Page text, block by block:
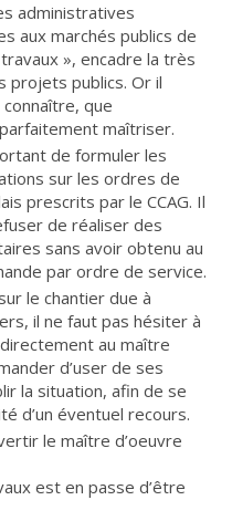
administratives
aux marchés publics de
», encadre la très
projets publics. Or il
que
maîtriser.
de formuler les
sur les ordres de
prescrits par le CCAG. Il
de réaliser des
sans avoir obtenu au
par ordre de service.
le chantier due à
il ne faut pas hésiter à
au maître
d’user de ses
la situation, afin de se
d’un éventuel recours.
le maître d’oeuvre
est en passe d’être